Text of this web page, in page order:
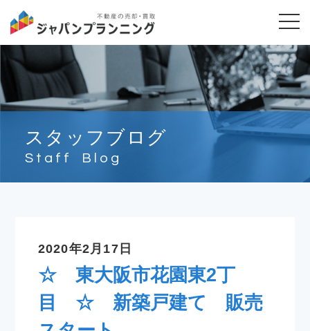
スタッフブログ
Staff Blog
2020年2月17日
☆ 東大阪市花園東2丁
目 ☆ 新築戸建て 販売